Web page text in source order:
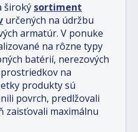
široký sortiment
určených na údržbu
armatúr. V ponuke
na rôzne typy
batérií, nerezových
na
produkty sú
povrch, predlžovali
zaisťovali maximálnu